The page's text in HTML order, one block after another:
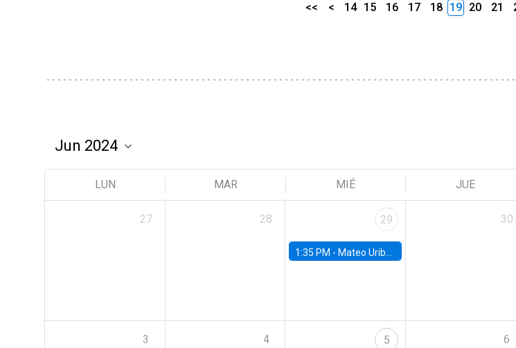
<< < 14 15 16 17 18 19 20 21
LUN MAR MIÉ JUE
27 28 29
1:35 PM - Mateo Uribe-Castro, Universidad de los Andes (Colombia)
30
3 4 5 6